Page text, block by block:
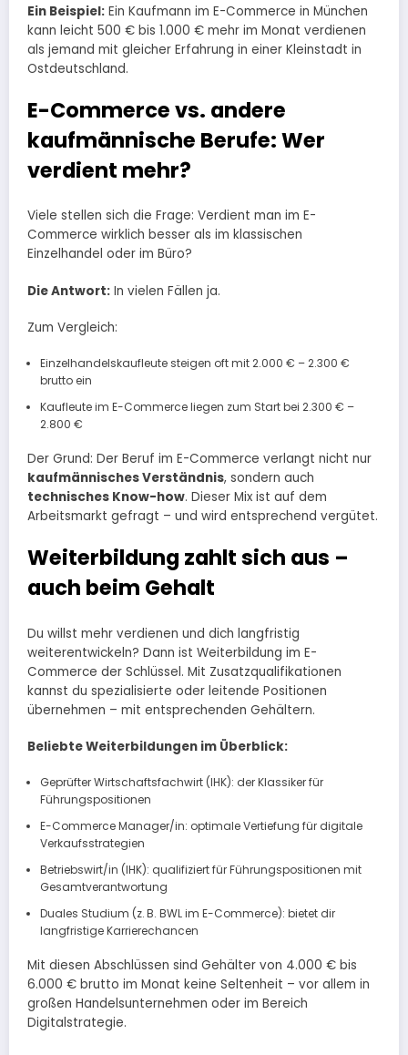
Ein Beispiel: Ein Kaufmann im E-Commerce in München
kann leicht 500 € bis 1.000 € mehr im Monat verdienen
als jemand mit gleicher Erfahrung in einer Kleinstadt in
Ostdeutschland.
E-Commerce vs. andere
kaufmännische Berufe: Wer
verdient mehr?
Viele stellen sich die Frage: Verdient man im E-
Commerce wirklich besser als im klassischen
Einzelhandel oder im Büro?
Die Antwort: In vielen Fällen ja.
Zum Vergleich:
Einzelhandelskaufleute steigen oft mit 2.000 € – 2.300 €
brutto ein
Kaufleute im E-Commerce liegen zum Start bei 2.300 € –
2.800 €
Der Grund: Der Beruf im E-Commerce verlangt nicht nur
kaufmännisches Verständnis, sondern auch
technisches Know-how. Dieser Mix ist auf dem
Arbeitsmarkt gefragt – und wird entsprechend vergütet.
Weiterbildung zahlt sich aus –
auch beim Gehalt
Du willst mehr verdienen und dich langfristig
weiterentwickeln? Dann ist Weiterbildung im E-
Commerce der Schlüssel. Mit Zusatzqualifikationen
kannst du spezialisierte oder leitende Positionen
übernehmen – mit entsprechenden Gehältern.
Beliebte Weiterbildungen im Überblick:
Geprüfter Wirtschaftsfachwirt (IHK): der Klassiker für
Führungspositionen
E-Commerce Manager/in: optimale Vertiefung für digitale
Verkaufsstrategien
Betriebswirt/in (IHK): qualifiziert für Führungspositionen mit
Gesamtverantwortung
Duales Studium (z. B. BWL im E-Commerce): bietet dir
langfristige Karrierechancen
Mit diesen Abschlüssen sind Gehälter von 4.000 € bis
6.000 € brutto im Monat keine Seltenheit – vor allem in
großen Handelsunternehmen oder im Bereich
Digitalstrategie.